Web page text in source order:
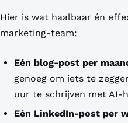
Hier is wat haalbaar én
marketing-team:
Eén blog-post per
genoeg om iets te
uur te schrijven met AI-
Eén LinkedIn-post per